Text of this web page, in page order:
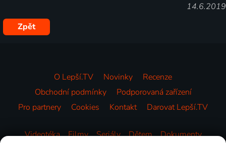
14.6.2019
Zpět
O Lepší.TV Novinky
Recenze
Obchodní podmínky
Podporovaná zařízení
Pro partnery
Cookies Kontakt Darovat Lepší.TV
Videotéka Filmy Seriály Dětem
Dokumenty